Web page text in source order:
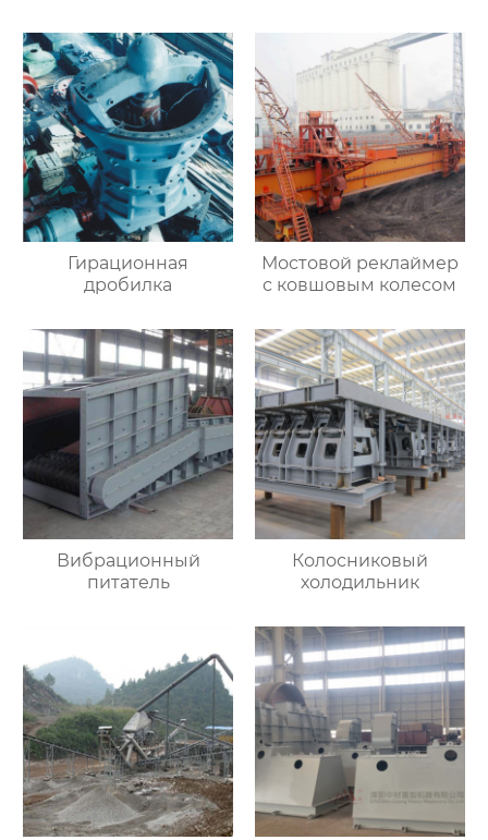
Гирационная
дробилка
Мостовой реклаймер
с ковшовым колесом
Вибрационный
питатель
Колосниковый
холодильник